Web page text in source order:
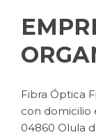
Fibra Óptica
con domicilio
04860 Olula